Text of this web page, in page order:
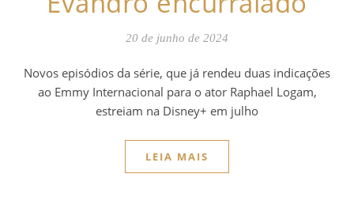
20 de junho de 2024
Novos episódios da série, que já rendeu duas indicações
ao Emmy Internacional para o ator Raphael Logam,
estreiam na Disney+ em julho
LEIA MAIS